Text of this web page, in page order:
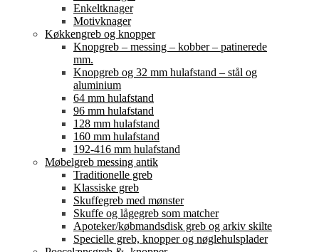
Enkeltknager
Motivknager
Køkkengreb og knopper
Knopgreb – messing – kobber – patinerede
mm.
Knopgreb og 32 mm hulafstand – stål og
aluminium
64 mm hulafstand
96 mm hulafstand
128 mm hulafstand
160 mm hulafstand
192-416 mm hulafstand
Møbelgreb messing antik
Traditionelle greb
Klassiske greb
Skuffegreb med mønster
Skuffe og lågegreb som matcher
Apoteker/købmandsdisk greb og arkiv skilte
Specielle greb, knopper og nøglehulsplader